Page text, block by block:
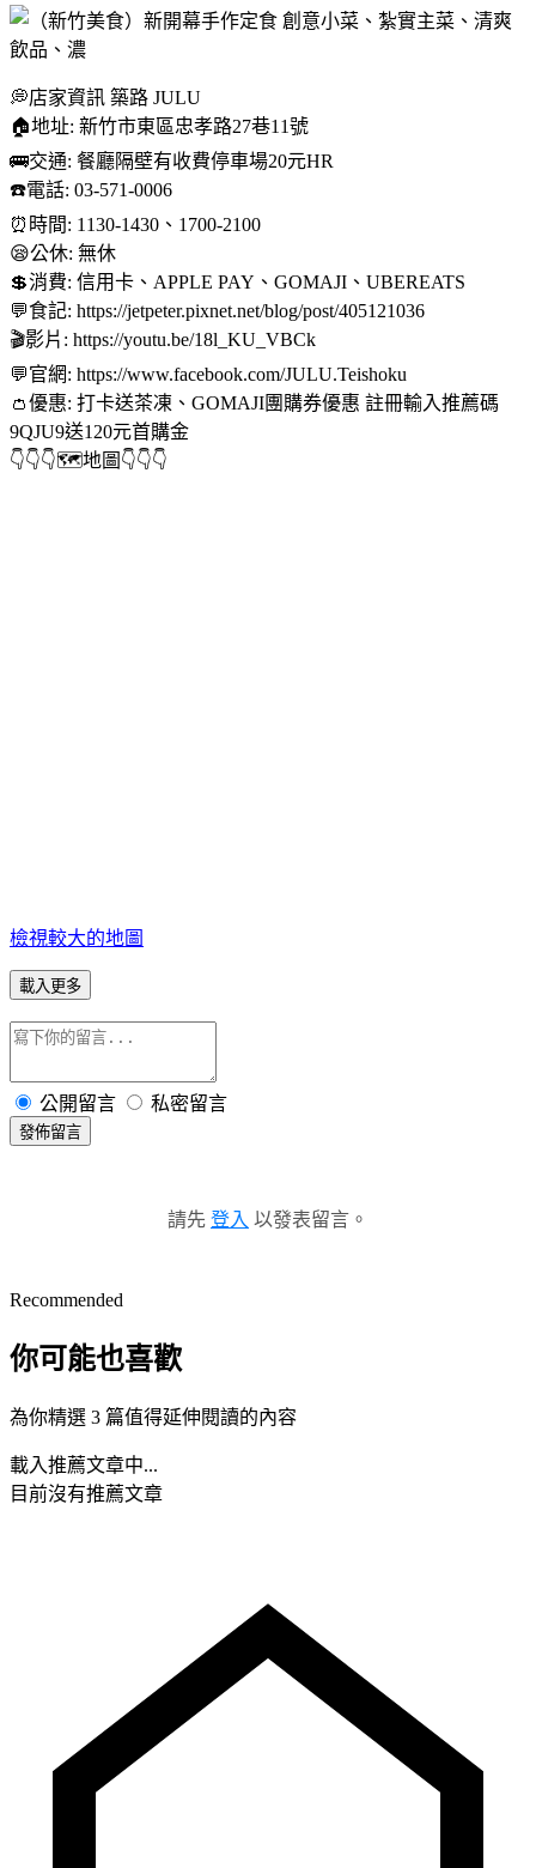
💭店家資訊 築路 JULU
🏠地址: 新竹市東區忠孝路27巷11號
🚌交通: 餐廳隔壁有收費停車場20元HR
☎️電話: 03-571-0006
⏰時間: 1130-1430、1700-2100
😪公休: 無休
💲消費: 信用卡、APPLE PAY、GOMAJI、UBEREATS
💬食記: https://jetpeter.pixnet.net/blog/post/405121036
🎬影片: https://youtu.be/18l_KU_VBCk
💬官網: https://www.facebook.com/JULU.Teishoku
👛優惠: 打卡送茶凍、GOMAJI團購券優惠 註冊輸入推薦碼
9QJU9送120元首購金
👇👇👇🗺地圖👇👇👇
檢視較大的地圖
載入更多
公開留言 私密留言
發佈留言
請先 登入 以發表留言。
Recommended
你可能也喜歡
為你精選 3 篇值得延伸閱讀的內容
載入推薦文章中...
目前沒有推薦文章